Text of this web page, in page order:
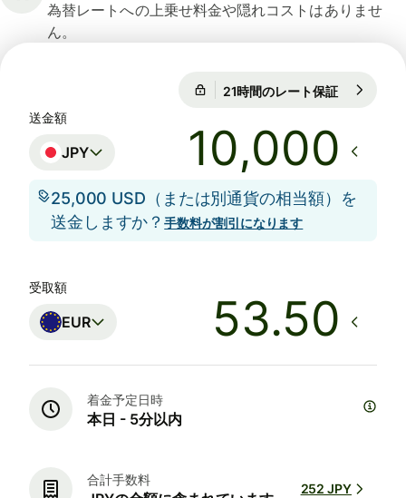
為替レートへの上乗せ料金や隠れコストはありませ
ん。
21時間のレート保証
送金額
JPY
25,000 USD（または別通貨の相当額）を
送金しますか？手数料が割引になります
受取額
EUR
着金予定日時
本日 - 5分以内
合計手数料
252 JPY